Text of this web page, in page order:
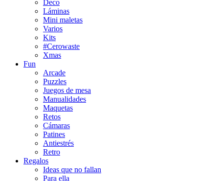
Deco
Láminas
Mini maletas
Varios
Kits
#Cerowaste
Xmas
Fun
Arcade
Puzzles
Juegos de mesa
Manualidades
Maquetas
Retos
Cámaras
Patines
Antiestrés
Retro
Regalos
Ideas que no fallan
Para ella